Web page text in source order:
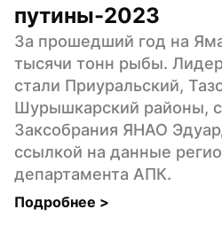
путины-2023
За прошедший год на
тысячи тонн рыбы.
стали Приуральский,
Шурышкарский районы,
Заксобрания ЯНАО
ссылкой на данные
департамента АПК.
Подробнее >